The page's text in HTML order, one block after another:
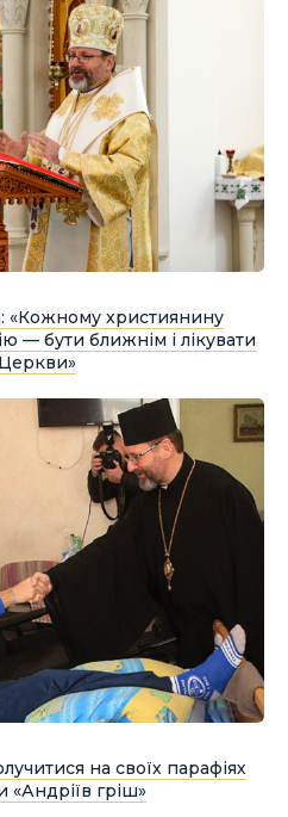
«Кожному християнину
— бути ближнім і лікувати
на своїх парафіях
«Андріїв гріш»